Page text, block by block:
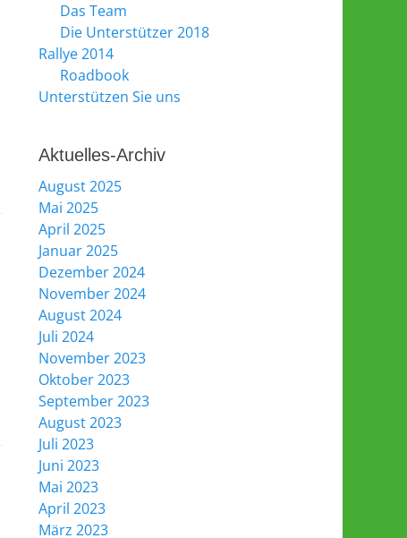
Das Team
Die Unterstützer 2018
Rallye 2014
Roadbook
Unterstützen Sie uns
Aktuelles-Archiv
August 2025
Mai 2025
April 2025
Januar 2025
Dezember 2024
November 2024
August 2024
Juli 2024
November 2023
Oktober 2023
September 2023
August 2023
Juli 2023
Juni 2023
Mai 2023
April 2023
März 2023